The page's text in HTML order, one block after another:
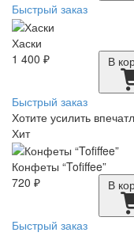
Быстрый заказ
Хаски
1 400 ₽
В
Быстрый заказ
Хотите усилить
Хит
Конфеты “Tofiffee”
720 ₽
В
Быстрый заказ